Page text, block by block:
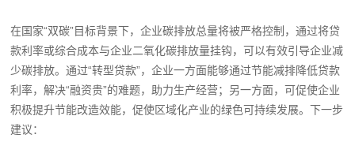
在国家“双碳”目标背景下，企业碳排放总量将被严格控制，通过将贷
款利率或综合成本与企业二氧化碳排放量挂钩，可以有效引导企业减
少碳排放。通过“转型贷款”，企业一方面能够通过节能减排降低贷款
利率，解决“融资贵”的难题，助力生产经营；另一方面，可促使企业
积极提升节能改造效能，促使区域化产业的绿色可持续发展。下一步
建议：